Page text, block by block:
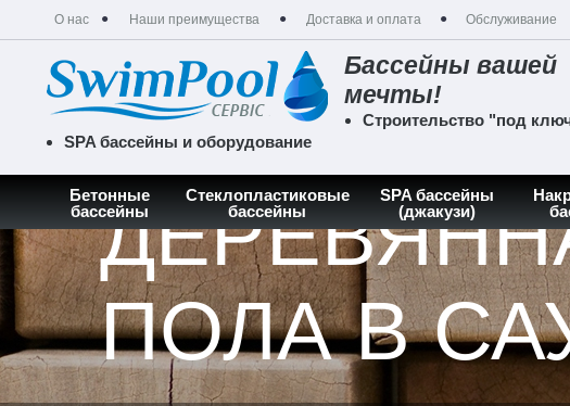
О нас Наши преимущества Доставка и оплата Обслуживание
Бассейны вашей
мечты!
Строительство "под
SPA бассейны и оборудование
Бетонные
бассейны
Стеклопластиковые
бассейны
SPA бассейны
(джакузи)
ПОЛА В